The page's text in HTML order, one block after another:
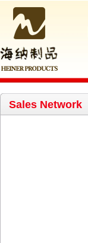
Sales Network